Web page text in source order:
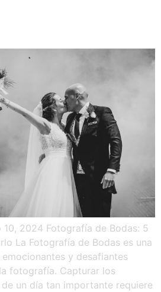
10, 2024 Fotografía de Bodas: 5
La Fotografía de Bodas es una
y desafiantes
fotografía. Capturar los
un día tan importante requiere